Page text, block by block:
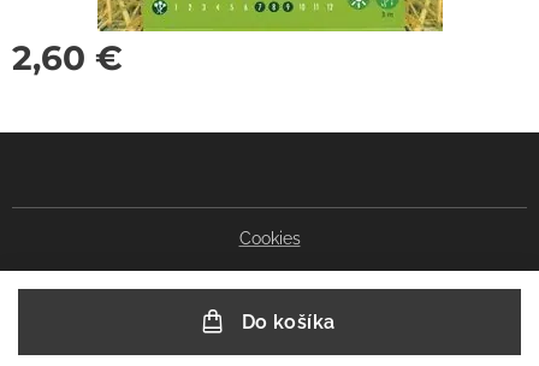
2,60 €
Do košíka
Cookies